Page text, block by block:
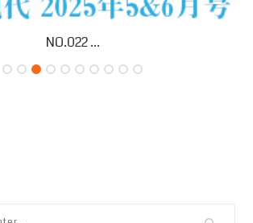
NO.022 ...